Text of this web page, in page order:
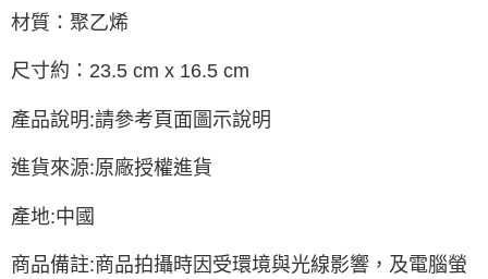
材質：聚乙烯
尺寸約：23.5 cm x 16.5 cm
產品說明:請參考頁面圖示說明
進貨來源:原廠授權進貨
產地:中國
商品備註:商品拍攝時因受環境與光線影響，及電腦螢